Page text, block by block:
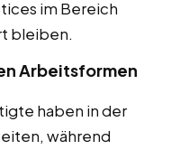
im Bereich
bleiben.
Arbeitsformen
haben in der
während